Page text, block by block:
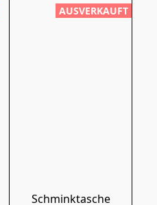
AUSVERKAUFT
Schminktasche